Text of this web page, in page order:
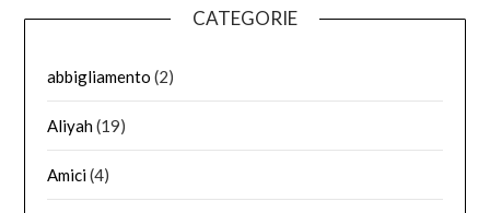
CATEGORIE
abbigliamento (2)
Aliyah(19)
Amici(4)